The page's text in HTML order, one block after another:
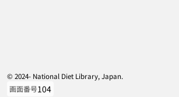
© 2024- National Diet Library, Japan.
画面番号104